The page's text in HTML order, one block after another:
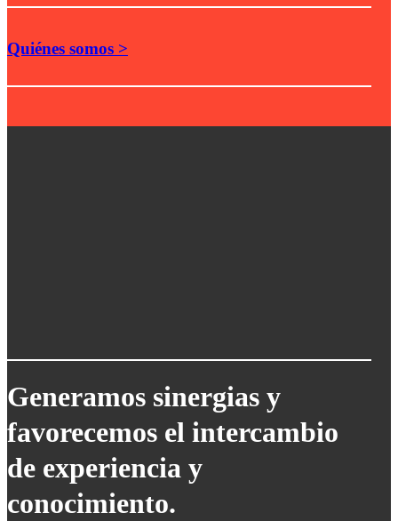
Quiénes somos >
Generamos sinergias y
favorecemos el intercambio
de experiencia y
conocimiento.